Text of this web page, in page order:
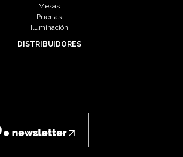
Mesas
Puertas
Iluminación
DISTRIBUIDORES